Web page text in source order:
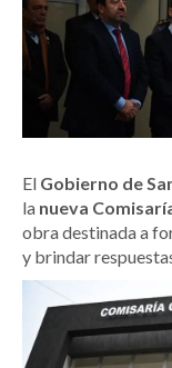
El Gobierno de
la nueva
obra destinada a
y brindar